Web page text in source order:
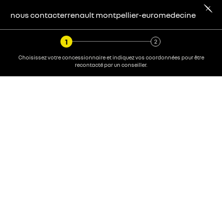
nous contacterrenault montpellier-euromedecine
Choisissez votre concessionnaire et indiquez vos coordonnées pour être
recontacté par un conseiller.